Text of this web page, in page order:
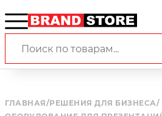
ГЛАВНАЯ/РЕШЕНИЯ ДЛЯ БИЗНЕСА/